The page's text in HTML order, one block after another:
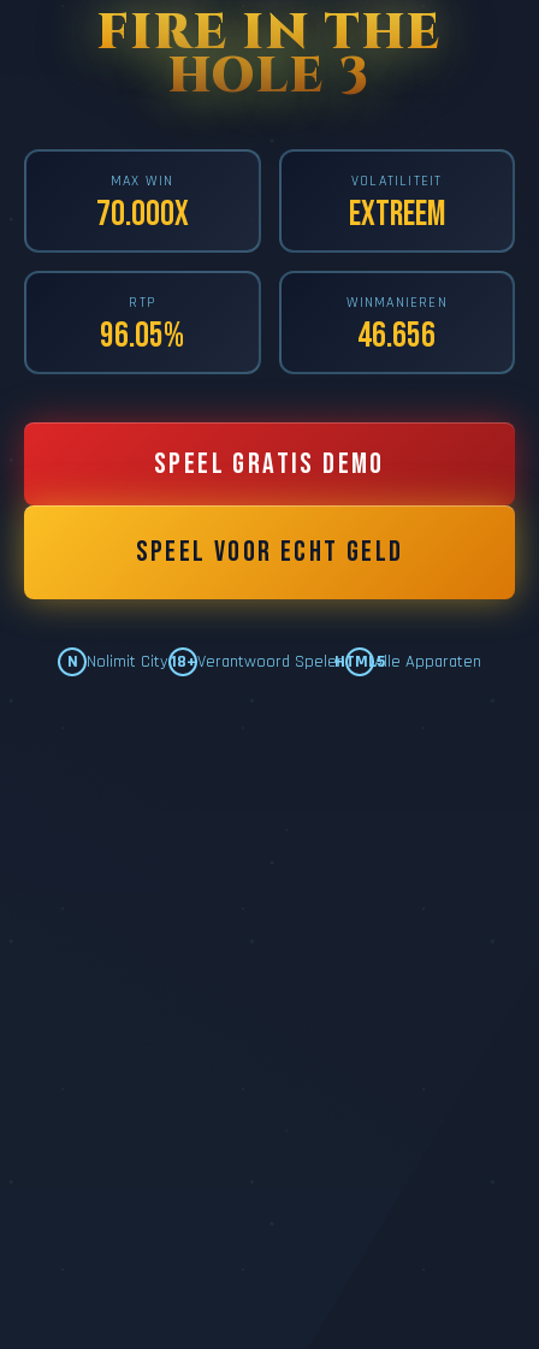
FIRE IN THE
HOLE 3
MAX WIN
70.000x
VOLATILITEIT
Extreem
RTP
96.05%
WINMANIEREN
46.656
Speel Gratis Demo
Speel Voor Echt Geld
N Nolimit City18+Verantwoord SpelenHTML5Alle Apparaten